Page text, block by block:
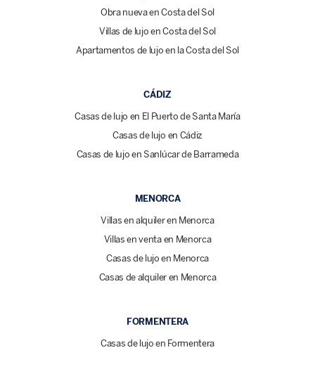
Obra nueva en Costa del Sol
Villas de lujo en Costa del Sol
Apartamentos de lujo en la Costa del Sol
CÁDIZ
Casas de lujo en El Puerto de Santa María
Casas de lujo en Cádiz
Casas de lujo en Sanlúcar de Barrameda
MENORCA
Villas en alquiler en Menorca
Villas en venta en Menorca
Casas de lujo en Menorca
Casas de alquiler en Menorca
FORMENTERA
Casas de lujo en Formentera